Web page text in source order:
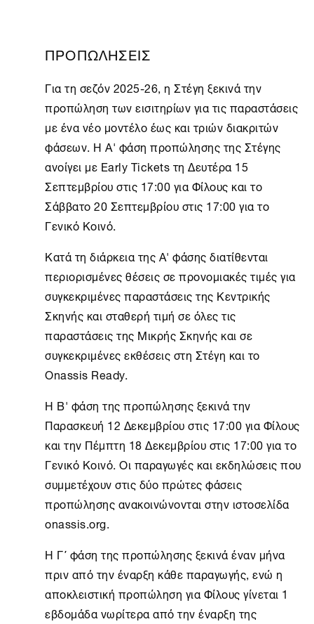
ΠΡΟΠΩΛΗΣΕΙΣ
Για τη σεζόν 2025-26, η Στέγη ξεκινά την
προπώληση των εισιτηρίων για τις παραστάσεις
με ένα νέο μοντέλο έως και τριών διακριτών
φάσεων. Η A' φάση προπώλησης της Στέγης
ανοίγει με Early Tickets τη Δευτέρα 15
Σεπτεμβρίου στις 17:00 για Φίλους και το
Σάββατο 20 Σεπτεμβρίου στις 17:00 για το
Γενικό Κοινό.
Κατά τη διάρκεια της Α' φάσης διατίθενται
περιορισμένες θέσεις σε προνομιακές τιμές για
συγκεκριμένες παραστάσεις της Κεντρικής
Σκηνής και σταθερή τιμή σε όλες τις
παραστάσεις της Μικρής Σκηνής και σε
συγκεκριμένες εκθέσεις στη Στέγη και το
Onassis Ready.
Η B' φάση της προπώλησης ξεκινά την
Παρασκευή 12 Δεκεμβρίου στις 17:00 για Φίλους
και την Πέμπτη 18 Δεκεμβρίου στις 17:00 για το
Γενικό Κοινό. Οι παραγωγές και εκδηλώσεις που
συμμετέχουν στις δύο πρώτες φάσεις
προπώλησης ανακοινώνονται στην ιστοσελίδα
onassis.org.
Η Γ΄ φάση της προπώλησης ξεκινά έναν μήνα
πριν από την έναρξη κάθε παραγωγής, ενώ η
αποκλειστική προπώληση για Φίλους γίνεται 1
εβδομάδα νωρίτερα από την έναρξη της